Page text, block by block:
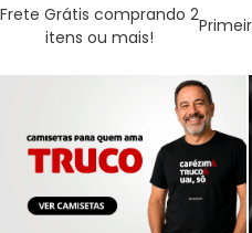
Frete Grátis comprando 2
itens ou mais!